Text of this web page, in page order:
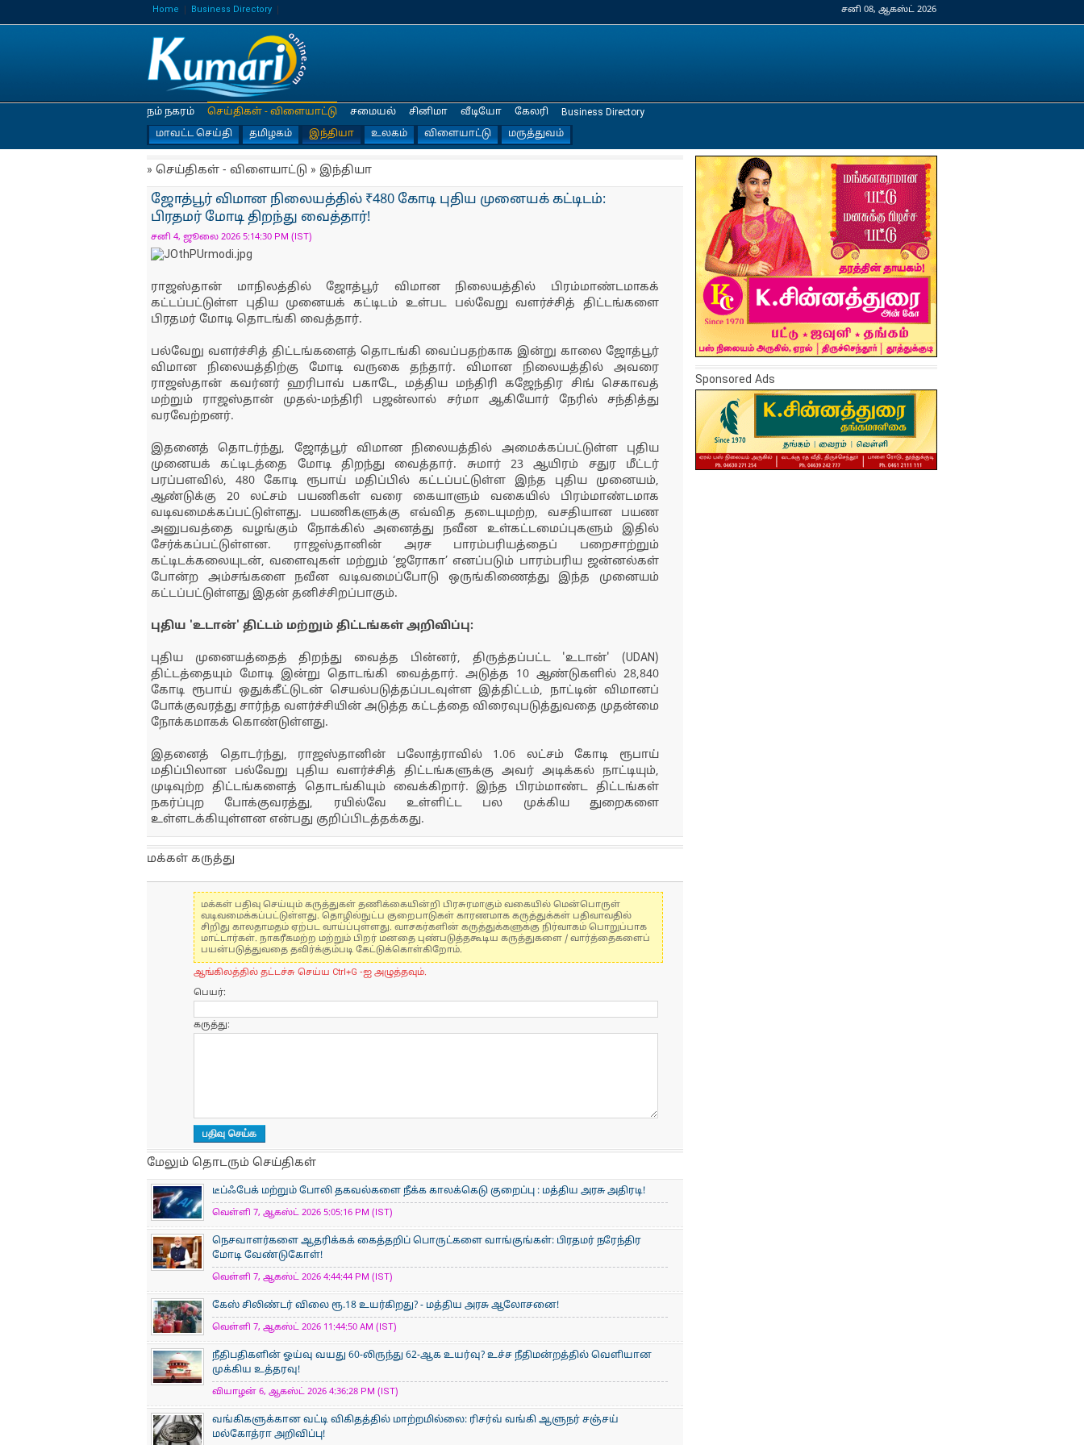
Home Business Directory சனி 08, ஆகஸ்ட் 2026
நம் நகரம்
செய்திகள் - விளையாட்டு
மாவட்ட செய்தி
தமிழகம் இந்தியா உலகம் விளையாட்டு மருத்துவம்
சமையல் சினிமா வீடியோ கேலரி Business Directory
» செய்திகள் - விளையாட்டு » இந்தியா
ஜோத்பூர் விமான நிலையத்தில் ₹480 கோடி புதிய முனையக் கட்டிடம்:
பிரதமர் மோடி திறந்து வைத்தார்!
சனி 4, ஜூலை 2026 5:14:30 PM (IST)
ராஜஸ்தான் மாநிலத்தில் ஜோத்பூர் விமான நிலையத்தில் பிரம்மாண்டமாகக்
கட்டப்பட்டுள்ள புதிய முனையக் கட்டிடம் உள்பட பல்வேறு வளர்ச்சித் திட்டங்களை
பிரதமர் மோடி தொடங்கி வைத்தார்.
பல்வேறு வளர்ச்சித் திட்டங்களைத் தொடங்கி வைப்பதற்காக இன்று காலை ஜோத்பூர்
விமான நிலையத்திற்கு மோடி வருகை தந்தார். விமான நிலையத்தில் அவரை
ராஜஸ்தான் கவர்னர் ஹரிபாவ் பகாடே, மத்திய மந்திரி கஜேந்திர சிங் செகாவத்
மற்றும் ராஜஸ்தான் முதல்-மந்திரி பஜன்லால் சர்மா ஆகியோர் நேரில் சந்தித்து
வரவேற்றனர்.
இதனைத் தொடர்ந்து, ஜோத்பூர் விமான நிலையத்தில் அமைக்கப்பட்டுள்ள புதிய
முனையக் கட்டிடத்தை மோடி திறந்து வைத்தார். சுமார் 23 ஆயிரம் சதுர மீட்டர்
பரப்பளவில், 480 கோடி ரூபாய் மதிப்பில் கட்டப்பட்டுள்ள இந்த புதிய முனையம்,
ஆண்டுக்கு 20 லட்சம் பயணிகள் வரை கையாளும் வகையில் பிரம்மாண்டமாக
வடிவமைக்கப்பட்டுள்ளது. பயணிகளுக்கு எவ்வித தடையுமற்ற, வசதியான பயண
அனுபவத்தை வழங்கும் நோக்கில் அனைத்து நவீன உள்கட்டமைப்புகளும் இதில்
சேர்க்கப்பட்டுள்ளன. ராஜஸ்தானின் அரச பாரம்பரியத்தைப் பறைசாற்றும்
கட்டிடக்கலையுடன், வளைவுகள் மற்றும் ‘ஜரோகா’ எனப்படும் பாரம்பரிய ஜன்னல்கள்
போன்ற அம்சங்களை நவீன வடிவமைப்போடு ஒருங்கிணைத்து இந்த முனையம்
கட்டப்பட்டுள்ளது இதன் தனிச்சிறப்பாகும்.
புதிய 'உடான்' திட்டம் மற்றும் திட்டங்கள் அறிவிப்பு:
புதிய முனையத்தைத் திறந்து வைத்த பின்னர், திருத்தப்பட்ட 'உடான்' (UDAN)
திட்டத்தையும் மோடி இன்று தொடங்கி வைத்தார். அடுத்த 10 ஆண்டுகளில் 28,840
கோடி ரூபாய் ஒதுக்கீட்டுடன் செயல்படுத்தப்படவுள்ள இத்திட்டம், நாட்டின் விமானப்
போக்குவரத்து சார்ந்த வளர்ச்சியின் அடுத்த கட்டத்தை விரைவுபடுத்துவதை முதன்மை
நோக்கமாகக் கொண்டுள்ளது.
இதனைத் தொடர்ந்து, ராஜஸ்தானின் பலோத்ராவில் 1.06 லட்சம் கோடி ரூபாய்
மதிப்பிலான பல்வேறு புதிய வளர்ச்சித் திட்டங்களுக்கு அவர் அடிக்கல் நாட்டியும்,
முடிவுற்ற திட்டங்களைத் தொடங்கியும் வைக்கிறார். இந்த பிரம்மாண்ட திட்டங்கள்
நகர்ப்புற போக்குவரத்து, ரயில்வே உள்ளிட்ட பல முக்கிய துறைகளை
உள்ளடக்கியுள்ளன என்பது குறிப்பிடத்தக்கது.
மக்கள் கருத்து
மக்கள் பதிவு செய்யும் கருத்துகள் தணிக்கையின்றி பிரசுரமாகும் வகையில் மென்பொருள்
வடிவமைக்கப்பட்டுள்ளது. தொழில்நுட்ப குறைபாடுகள் காரணமாக கருத்துக்கள் பதிவாவதில்
சிறிது காலதாமதம் ஏற்பட வாய்ப்புள்ளது. வாசகர்களின் கருத்துக்களுக்கு நிர்வாகம் பொறுப்பாக
மாட்டார்கள். நாகரீகமற்ற மற்றும் பிறர் மனதை புண்படுத்தகூடிய கருத்துகளை / வார்த்தைகளைப்
பயன்படுத்துவதை தவிர்க்கும்படி கேட்டுக்கொள்கிறோம்.
ஆங்கிலத்தில் தட்டச்சு செய்ய Ctrl+G -ஐ அழுத்தவும்.
பெயர்:
கருத்து:
மேலும் தொடரும் செய்திகள்
டீப்ஃபேக் மற்றும் போலி தகவல்களை நீக்க காலக்கெடு குறைப்பு : மத்திய அரசு அதிரடி!
வெள்ளி 7, ஆகஸ்ட் 2026 5:05:16 PM (IST)
நெசவாளர்களை ஆதரிக்கக் கைத்தறிப் பொருட்களை வாங்குங்கள்: பிரதமர் நரேந்திர
மோடி வேண்டுகோள்!
வெள்ளி 7, ஆகஸ்ட் 2026 4:44:44 PM (IST)
கேஸ் சிலிண்டர் விலை ரூ.18 உயர்கிறது? - மத்திய அரசு ஆலோசனை!
வெள்ளி 7, ஆகஸ்ட் 2026 11:44:50 AM (IST)
நீதிபதிகளின் ஓய்வு வயது 60-லிருந்து 62-ஆக உயர்வு? உச்ச நீதிமன்றத்தில் வெளியான
முக்கிய உத்தரவு!
வியாழன் 6, ஆகஸ்ட் 2026 4:36:28 PM (IST)
வங்கிகளுக்கான வட்டி விகிதத்தில் மாற்றமில்லை: ரிசர்வ் வங்கி ஆளுநர் சஞ்சய்
மல்கோத்ரா அறிவிப்பு!
Sponsored Ads